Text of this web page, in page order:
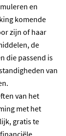
en
komende
zijn of haar
de
die passend is
van
van het
met het
gratis te